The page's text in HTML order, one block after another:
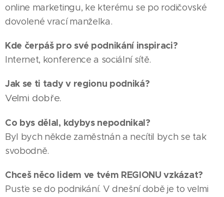
online marketingu, ke kterému se po rodičovské
dovolené vrací manželka.
Kde čerpáš pro své podnikání inspiraci?
Internet, konference a sociální sítě.
Jak se ti tady v regionu podniká?
Velmi dobře.
Co bys dělal, kdybys nepodnikal?
Byl bych někde zaměstnán a necítil bych se tak
svobodně.
Chceš něco lidem ve tvém REGIONU vzkázat?
Pusťe se do podnikání. V dnešní době je to velmi
03.08.2026